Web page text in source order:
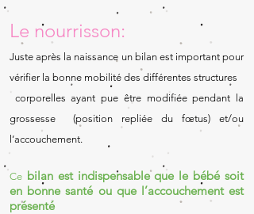
Le nourrisson:
Juste après la naissance un bilan est important pour
vérifier la bonne mobilité des différentes structures
corporelles ayant pue être modifiée pendant la
grossesse (position repliée du fœtus) et/ou
l’accouchement.
Ce bilan est indispensable que le bébé soit
en bonne santé ou que l’accouchement est
présenté